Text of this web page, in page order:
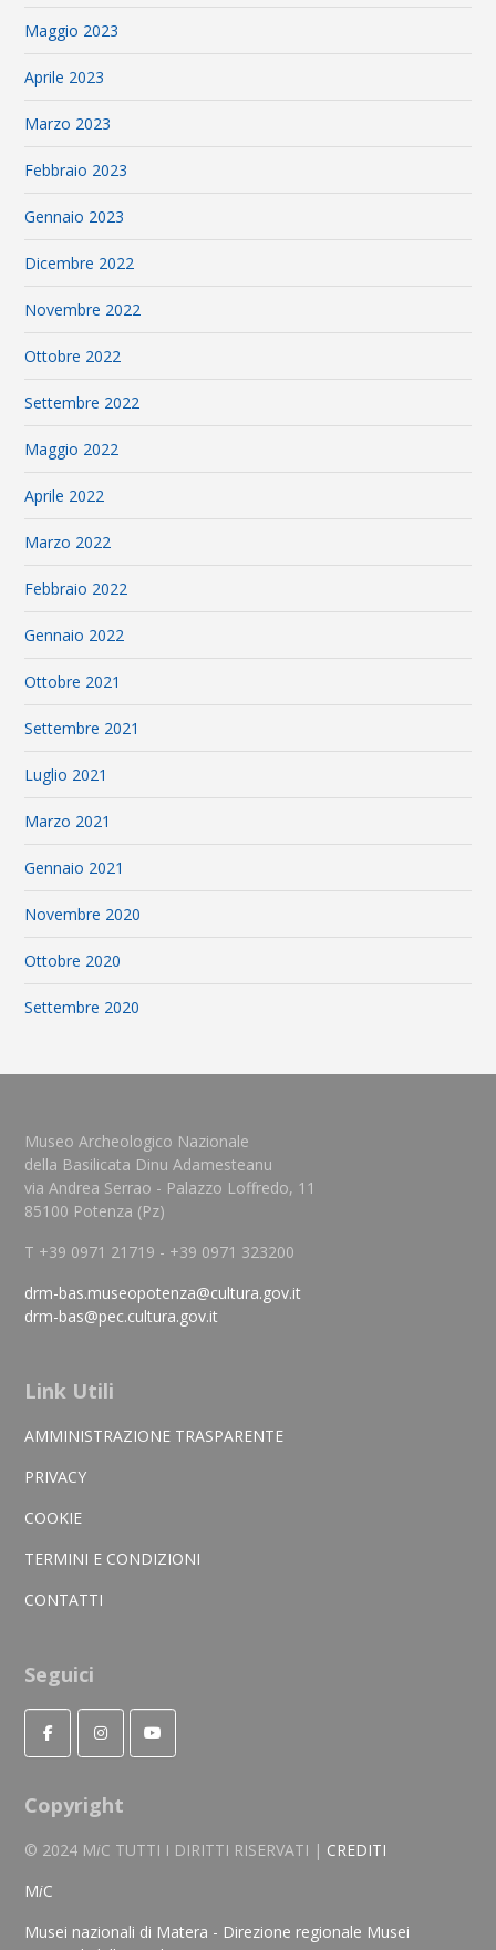
Maggio 2023
Aprile 2023
Marzo 2023
Febbraio 2023
Gennaio 2023
Dicembre 2022
Novembre 2022
Ottobre 2022
Settembre 2022
Maggio 2022
Aprile 2022
Marzo 2022
Febbraio 2022
Gennaio 2022
Ottobre 2021
Settembre 2021
Luglio 2021
Marzo 2021
Gennaio 2021
Novembre 2020
Ottobre 2020
Settembre 2020
Museo Archeologico Nazionale
della Basilicata Dinu Adamesteanu
via Andrea Serrao - Palazzo Loffredo, 11
85100 Potenza (Pz)
T +39 0971 21719 - +39 0971 323200
drm-bas.museopotenza@cultura.gov.it
drm-bas@pec.cultura.gov.it
Link Utili
AMMINISTRAZIONE TRASPARENTE
PRIVACY
COOKIE
TERMINI E CONDIZIONI
CONTATTI
Seguici
Copyright
© 2024 MiC TUTTI I DIRITTI RISERVATI | CREDITI
MiC
Musei nazionali di Matera - Direzione regionale Musei